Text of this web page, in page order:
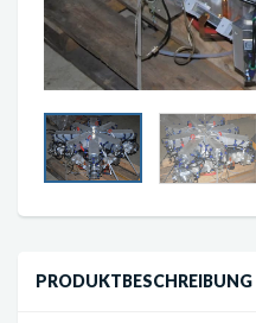
PRODUKTBESCHREIBUNG